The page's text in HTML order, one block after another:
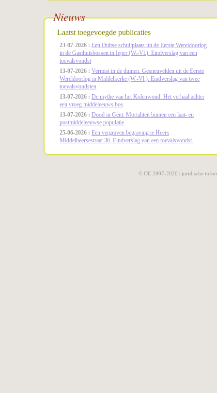
Nieuws
Laatst toegevoegde publicaties
23-07-2026 : Een Duitse schuilplaats uit de Eerste Wereldoorlog
in de Gasthuisbossen in Ieper (W.-Vl.). Eindverslag van een
toevalsvondst
13-07-2026 : Vermist in de duinen. Gesneuvelden uit de Eerste
Wereldoorlog in Middelkerke (W.-Vl.). Eindverslag van twee
toevalsvondsten
13-07-2026 : De mythe van het Kolenwoud. Het verhaal achter
een vroeg middeleeuws bos
13-07-2026 : Dood in Gent. Mortaliteit binnen een laat- en
postmiddeleeuwse populatie
25-06-2026 : Een vergraven begraving te Heers
Middelheersestraat 36. Eindverslag van een toevalsvondst.
© OE 2007-2020 | juridische